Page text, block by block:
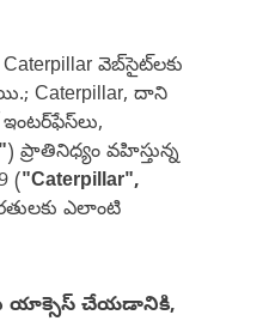
వెబ్‌సైట్‌లకు
Caterpillar, దాని
) ప్రాతినిధ్యం వహిస్తున్న
("Caterpillar",
ఎలాంటి
యాక్సెస్ చేయడానికి,